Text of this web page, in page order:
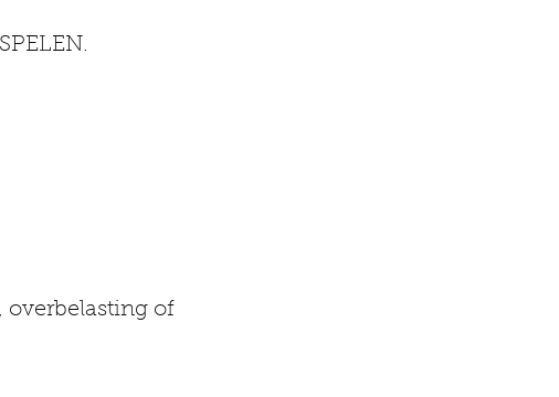
overbelasting of